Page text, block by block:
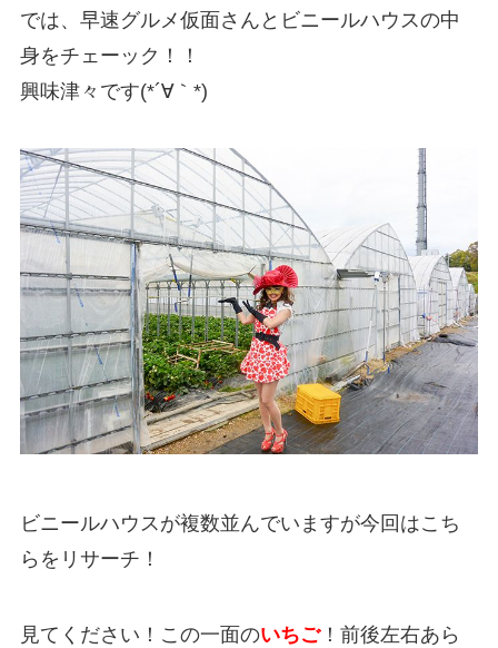
では、早速グルメ仮面さんとビニールハウスの中
身をチェーック！！
興味津々です(*´∀｀*)
ビニールハウスが複数並んでいますが今回はこち
らをリサーチ！
見てください！この一面のいちご！前後左右あら